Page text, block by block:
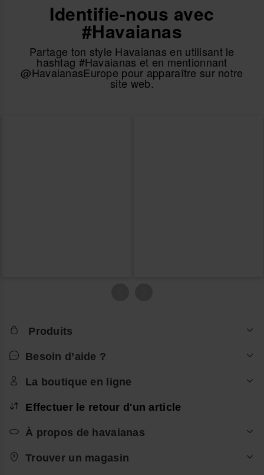
Identifie-nous avec
#Havaianas
Partage ton style Havaianas en utilisant le
hashtag #Havaianas et en mentionnant
@HavaianasEurope pour apparaître sur notre
site web.
Produits
Besoin d’aide ?
La boutique en ligne
Effectuer le retour d'un article
À propos de havaianas
Trouver un magasin